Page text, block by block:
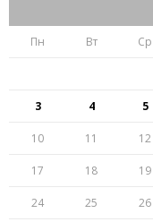
Пн Вт Ср
3 4 5
10 11 12
17 18 19
24 25 26